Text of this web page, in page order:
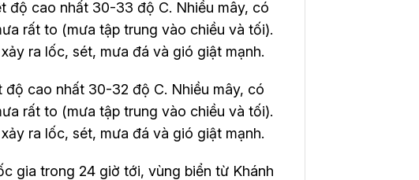
độ cao nhất 30-33 độ C. Nhiều mây, có
rất to (mưa tập trung vào chiều và tối).
ra lốc, sét, mưa đá và gió giật mạnh.
cao nhất 30-32 độ C. Nhiều mây, có
rất to (mưa tập trung vào chiều và tối).
ra lốc, sét, mưa đá và gió giật mạnh.
gia trong 24 giờ tới, vùng biển từ Khánh